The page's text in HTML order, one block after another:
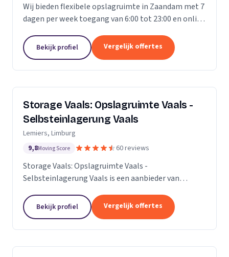
Wij bieden flexibele opslagruimte in Zaandam met 7
dagen per week toegang van 6:00 tot 23:00 en online
Bekijk profiel Vergelijk offertes
Storage Vaals: Opslagruimte Vaals -
Selbsteinlagerung Vaals
Lemiers, Limburg
9,8Moving Score 60 reviews
Storage Vaals: Opslagruimte Vaals -
Selbsteinlagerung Vaals is een aanbieder van
actief in Limburg.
Bekijk profiel Vergelijk offertes